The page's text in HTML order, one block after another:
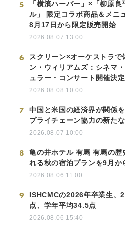
5
「横濱ハーバー」×「柳原良
ル」 限定コラボ商品＆メニ
8月17日から限定販売開始
2026.08.07 13:00
6
スクリーン×オーケストラで
ン・ウィリアムズ：シネマ
ュラー・コンサート開催決定
2026.08.08 10:00
7
中国と米国の経済界が関係
プライチェーン協力の新た
2026.08.07 10:00
8
亀の井ホテル 有馬 有馬の歴
れる秋の宿泊プランを9月か
2026.08.06 11:00
9
ISHCMCの2026年卒業生、
点、学年平均34.5点
2026.08.06 15:40